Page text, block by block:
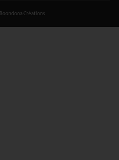
Créations